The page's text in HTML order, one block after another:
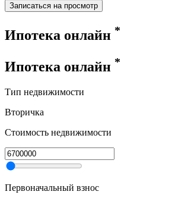
Записаться на просмотр
Ипотека онлайн *
Ипотека онлайн *
Тип недвижимости
Вторичка
Стоимость недвижимости
Первоначальный взнос